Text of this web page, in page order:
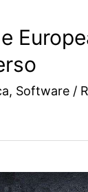
, Software /